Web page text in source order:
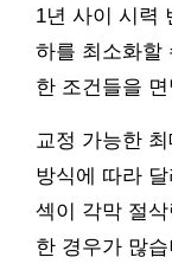
1년 사이 시력
하를 최소화할
한 조건들을
교정 가능한
방식에 따라
섹이 각막 절
한 경우가 많